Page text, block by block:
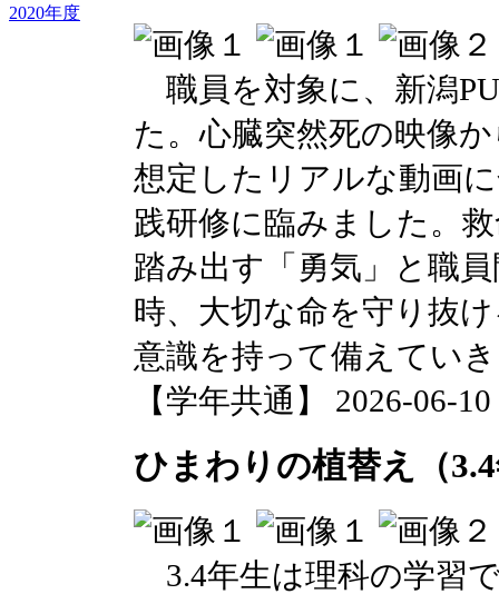
2020年度
職員を対象に、新潟
た。心臓突然死の映像
想定したリアルな動画
践研修に臨みました。
踏み出す「勇気」と職
時、大切な命を守り抜
意識を持って備えてい
【学年共通】 2026-06-
ひまわりの植替え（
3.4年生は理科の学習